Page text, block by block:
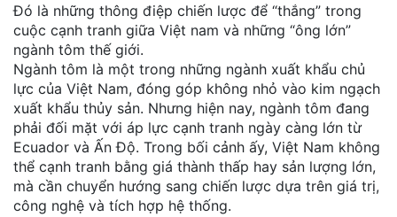
Quy
định
Blog
chia
sẻ
Liên
hệ
Đó là những thông điệp chiến lược để “thắng” trong
cuộc cạnh tranh giữa Việt nam và những “ông lớn”
ngành tôm thế giới.
Ngành tôm là một trong những ngành xuất khẩu chủ
lực của Việt Nam, đóng góp không nhỏ vào kim ngạch
xuất khẩu thủy sản. Nhưng hiện nay, ngành tôm đang
phải đối mặt với áp lực cạnh tranh ngày càng lớn từ
Ecuador và Ấn Độ. Trong bối cảnh ấy, Việt Nam không
thể cạnh tranh bằng giá thành thấp hay sản lượng lớn,
mà cần chuyển hướng sang chiến lược dựa trên giá trị,
công nghệ và tích hợp hệ thống.